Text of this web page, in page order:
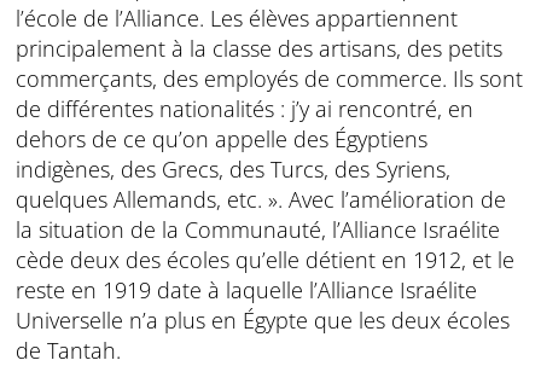
l’école de l’Alliance. Les élèves appartiennent
principa­lement à la classe des artisans, des petits
commerçants, des employés de commerce. Ils sont
de différentes nationalités : j’y ai rencontré, en
dehors de ce qu’on appelle des Égyptiens
indigènes, des Grecs, des Turcs, des Syriens,
quelques Allemands, etc. ». Avec l’amélioration de
la situation de la Communauté, l’Alliance Israélite
cède deux des écoles qu’elle détient en 1912, et le
reste en 1919 date à laquelle l’Alliance Israélite
Universelle n’a plus en Égypte que les deux écoles
de Tantah.